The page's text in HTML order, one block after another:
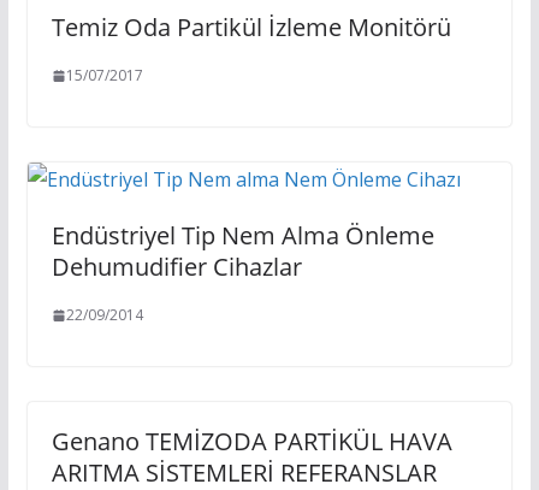
Temiz Oda Partikül İzleme Monitörü
15/07/2017
Endüstriyel Tip Nem Alma Önleme
Dehumudifier Cihazlar
22/09/2014
Genano TEMİZODA PARTİKÜL HAVA
ARITMA SİSTEMLERİ REFERANSLAR